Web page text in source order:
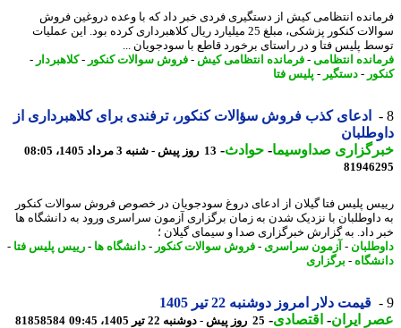
انتظامی کیش از دستگیری فردی خبر داد که با وعده دروغین فروش
سوالات کنکور پزشکی، مبلغ 25 میلیارد ریال کلاهبرداری کرده بود. این عملیات
پلیس فتا و در راستای برخورد قاطع با سودجویان ...
انتظامی-فرمانده انتظامی کیش-فروش سوالات کنکور-کلاهبردار-
-دستگیر-پلیس فتا
ادعای کذب فروش سؤالات کنکور، ترفندی برای کلاهبرداری از
صداوسیما-حوادث -13 روز پیش - شنبه 3 مرداد 1405، 08:05
پلیس فتا گیلان از ادعای دروغ سودجویان در خصوص فروش سوالات کنکور
با نزدیک شدن به زمان برگزاری آزمون سراسری ورود به دانشگاه ها
داد. به گزارش خبرگزاری صدا و سیمای گیلان ؛
-آزمون سراسری- فروش سوالات کنکور-دانشگاه ها- رییس پلیس فتا-
-برگزاری
قیمت دلار امروز دوشنبه 22 تیر 1405
ایران- اقتصادی-25 روز پیش - دوشنبه 22 تیر 1405، 09:45 81858584